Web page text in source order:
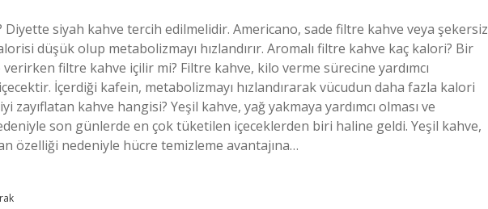
siyah kahve tercih edilmelidir. Americano, sade filtre kahve veya şekersiz
düşük olup metabolizmayı hızlandırır. Aromalı filtre kahve kaç kalori? Bir
filtre kahve içilir mi? Filtre kahve, kilo verme sürecine yardımcı
İçerdiği kafein, metabolizmayı hızlandırarak vücudun daha fazla kalori
zayıflatan kahve hangisi? Yeşil kahve, yağ yakmaya yardımcı olması ve
son günlerde en çok tüketilen içeceklerden biri haline geldi. Yeşil kahve,
özelliği nedeniyle hücre temizleme avantajına…